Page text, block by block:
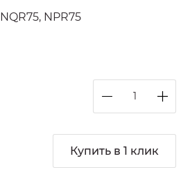
NQR75, NPR75
Купить в 1 клик